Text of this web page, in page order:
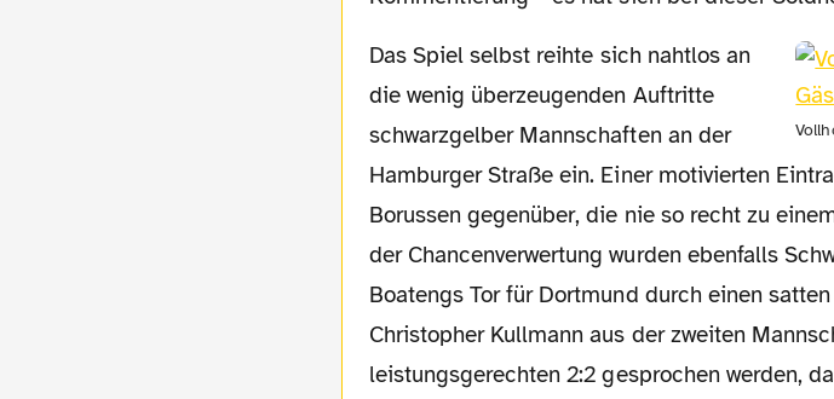
Das Spiel selbst reihte sich nahtlos an
die wenig überzeugenden Auftritte
schwarzgelber Mannschaften an der
Hamburger Straße ein. Einer motivierten
Borussen gegenüber, die nie so recht zu
der Chancenverwertung wurden ebenfalls
Boatengs Tor für Dortmund durch einen
Christopher Kullmann aus der zweiten
leistungsgerechten 2:2 gesprochen werden,